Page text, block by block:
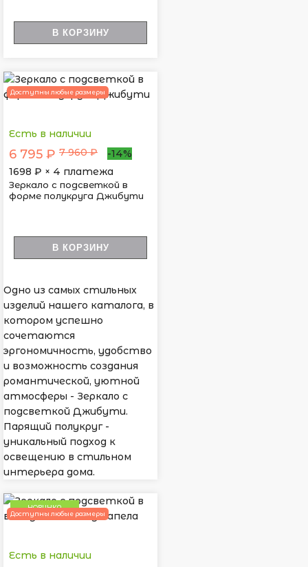
В КОРЗИНУ
Доступны любые размеры
Есть в наличии
6 795 ₽ 7 960 ₽
-14%
1698 ₽ × 4 платежа
Зеркало с подсветкой в
форме полукруга Джибути
В КОРЗИНУ
Одно из самых стильных
изделий нашего каталога, в
котором успешно
сочетаются
эргономичность, удобство
и возможность создания
романтической, уютной
атмосферы - Зеркало с
подсветкой Джибути.
Парящий полукруг -
уникальный подход к
освещению в стильном
интерьера дома.
НОВИНКА
Доступны любые размеры
Есть в наличии